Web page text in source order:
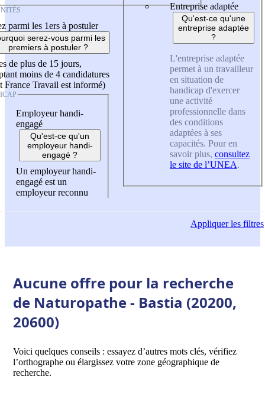
parmi les 1ers à postuler
serez-vous parmi les
premiers à postuler ?
de plus de 15 jours,
moins de 4 candidatures
France Travail est informé)
Employeur handi-
engagé
Qu'est-ce qu'un
employeur handi-
engagé ?
Un employeur handi-
engagé est un
employeur reconnu
Entreprise adaptée
Qu'est-ce qu'une
entreprise adaptée
?
L'entreprise adaptée
permet à un travailleur
en situation de
handicap d'exercer
une activité
professionnelle dans
des conditions
adaptées à ses
capacités. Pour en
savoir plus, consultez
le site de l’UNEA.
Appliquerles filtres
Aucune offre pour la recherche
de Naturopathe - Bastia (20200,
20600)
Voici quelques conseils : essayez d’autres mots clés, vérifiez
l’orthographe ou élargissez votre zone géographique de
recherche.